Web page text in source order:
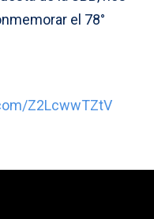
el 78°
Z2LcwwTZtV